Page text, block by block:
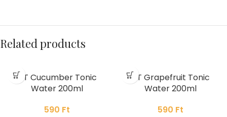
Related products
&T Cucumber Tonic
Water 200ml
590 Ft
&T Grapefruit Tonic
Water 200ml
590 Ft